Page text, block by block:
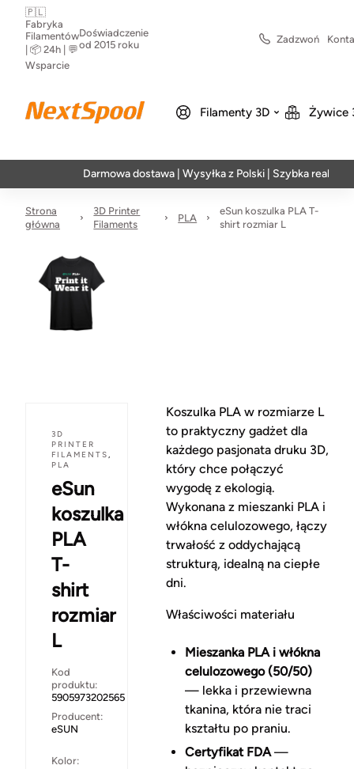
🇵🇱
Fabryka
Filamentów
| 📦 24h | 💬
Wsparcie
Doświadczenie
od 2015 roku
Zadzwoń
Filamenty 3D Żywice
Darmowa dostawa | Wysyłka z Polski | Szybka realizacja w 24h
Strona
główna
3D Printer
Filaments
PLA
eSun koszulka PLA T-
shirt rozmiar L
3D
PRINTER
FILAMENTS,
PLA
eSun
koszulka
PLA
T-
shirt
rozmiar
L
Kod
produktu:
5905973202565
Producent:
eSUN
Kolor:
Koszulka PLA w rozmiarze L
to praktyczny gadżet dla
każdego pasjonata druku 3D,
który chce połączyć
wygodę z ekologią.
Wykonana z mieszanki PLA i
włókna celulozowego, łączy
trwałość z oddychającą
strukturą, idealną na ciepłe
dni.
Właściwości materiału
Mieszanka PLA i włókna
celulozowego (50/50)
— lekka i przewiewna
tkanina, która nie traci
kształtu po praniu.
Certyfikat FDA—